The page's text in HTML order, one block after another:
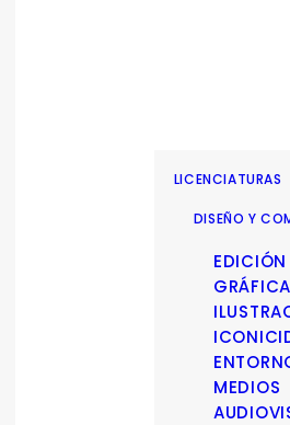
LICENCIATURAS
DISEÑO Y
MEDIOS